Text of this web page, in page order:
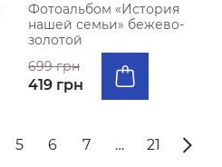
Фотоальбом «История
нашей семьи» бежево-
золотой
699 грн
419 грн
5 6 7 … 21